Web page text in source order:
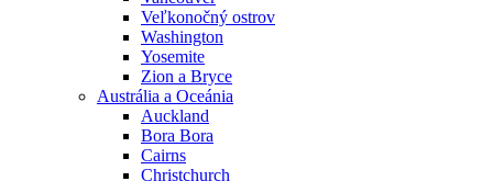
Veľkonočný ostrov
Washington
Yosemite
Zion a Bryce
Austrália a Oceánia
Auckland
Bora Bora
Cairns
Christchurch